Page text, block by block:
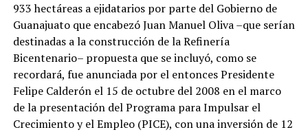
933 hectáreas a ejidatarios por parte del Gobierno de
Guanajuato que encabezó Juan Manuel Oliva –que serían
destinadas a la construcción de la Refinería
Bicentenario– propuesta que se incluyó, como se
recordará, fue anunciada por el entonces Presidente
Felipe Calderón el 15 de octubre del 2008 en el marco
de la presentación del Programa para Impulsar el
Crecimiento y el Empleo (PICE), con una inversión de 12